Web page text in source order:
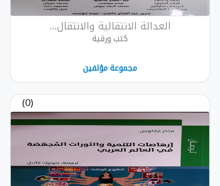
العدالة الانتقالية والانتقال...
كتب ورقية
مجموعة مؤلفين